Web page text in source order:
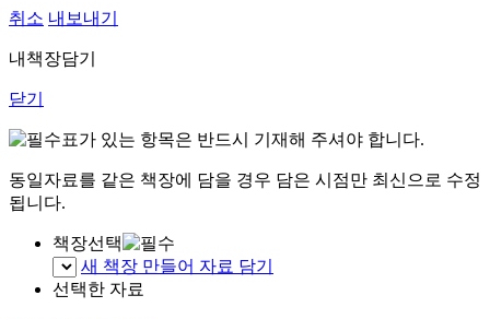
취소 내보내기
내책장담기
닫기
표가 있는 항목은 반드시 기재해 주셔야 합니다.
동일자료를 같은 책장에 담을 경우 담은 시점만 최신으로 수정
됩니다.
책장선택
새 책장 만들어 자료 담기
선택한 자료